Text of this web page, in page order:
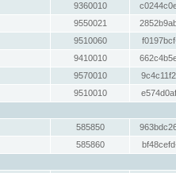
9360010
9550021
9510060
9410010
9570010
9510010
585850
585860